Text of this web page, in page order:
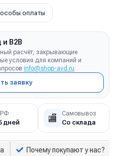
оплаты
B2B
расчёт, закрывающие
условия для компаний и
info@shop-avd.ru
заявку
дней 🏬 Самовывоз
Со склада
Почему покупают у нас?